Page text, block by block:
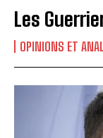
Les
OPINIONS ET